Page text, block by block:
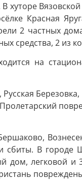
хуторе
Красная
2 частных
средства, 2 из
на
В
легковой и